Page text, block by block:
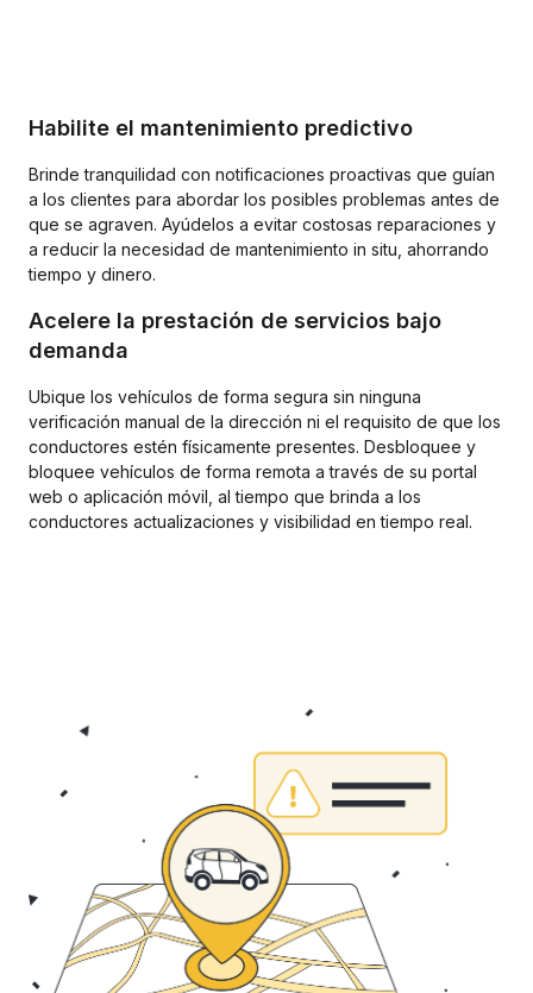
Habilite el mantenimiento predictivo
Brinde tranquilidad con notificaciones proactivas que guían
a los clientes para abordar los posibles problemas antes de
que se agraven. Ayúdelos a evitar costosas reparaciones y
a reducir la necesidad de mantenimiento in situ, ahorrando
tiempo y dinero.
Acelere la prestación de servicios bajo
demanda
Ubique los vehículos de forma segura sin ninguna
verificación manual de la dirección ni el requisito de que los
conductores estén físicamente presentes. Desbloquee y
bloquee vehículos de forma remota a través de su portal
web o aplicación móvil, al tiempo que brinda a los
conductores actualizaciones y visibilidad en tiempo real.